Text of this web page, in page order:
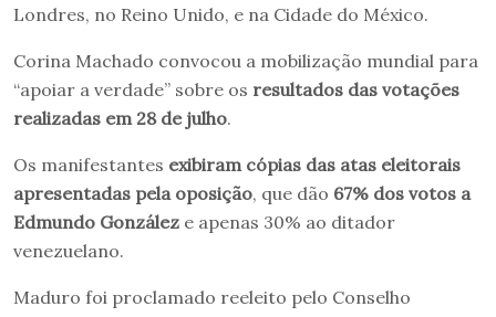
Londres, no Reino Unido, e na Cidade do México.
Corina Machado convocou a mobilização mundial para
“apoiar a verdade” sobre os resultados das votações
realizadas em 28 de julho.
Os manifestantes exibiram cópias das atas eleitorais
apresentadas pela oposição, que dão 67% dos votos a
Edmundo González e apenas 30% ao ditador
venezuelano.
Maduro foi proclamado reeleito pelo Conselho